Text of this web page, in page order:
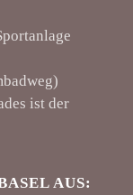
ist der
AUS: